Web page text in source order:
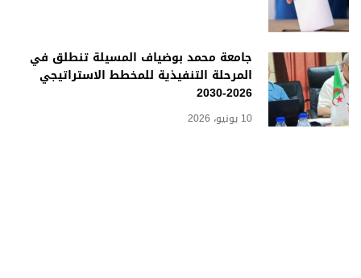
جامعة محمد بوضياف المسيلة تنطلق في
المرحلة التنفيذية للمخطط الاستراتيجي
2026-2030
10 يونيو، 2026